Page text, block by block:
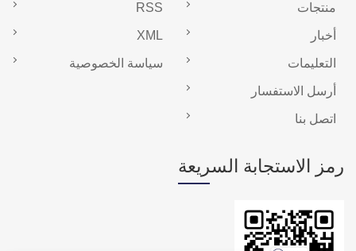
منتجات
أخبار
التعليمات
أرسل الاستفسار
اتصل بنا
RSS
XML
سياسة الخصوصية
رمز الاستجابة السريعة